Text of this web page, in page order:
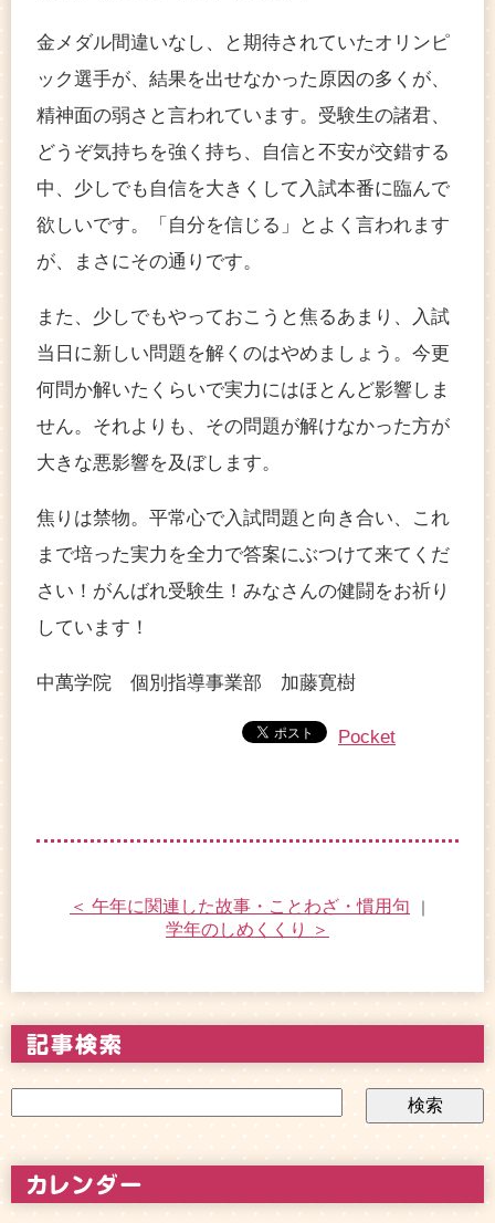
金メダル間違いなし、と期待されていたオリンピ
ック選手が、結果を出せなかった原因の多くが、
精神面の弱さと言われています。受験生の諸君、
どうぞ気持ちを強く持ち、自信と不安が交錯する
中、少しでも自信を大きくして入試本番に臨んで
欲しいです。「自分を信じる」とよく言われます
が、まさにその通りです。
また、少しでもやっておこうと焦るあまり、入試
当日に新しい問題を解くのはやめましょう。今更
何問か解いたくらいで実力にはほとんど影響しま
せん。それよりも、その問題が解けなかった方が
大きな悪影響を及ぼします。
焦りは禁物。平常心で入試問題と向き合い、これ
まで培った実力を全力で答案にぶつけて来てくだ
さい！がんばれ受験生！みなさんの健闘をお祈り
しています！
中萬学院 個別指導事業部 加藤寛樹
Pocket
＜ 午年に関連した故事・ことわざ・慣用句 ｜
学年のしめくくり ＞